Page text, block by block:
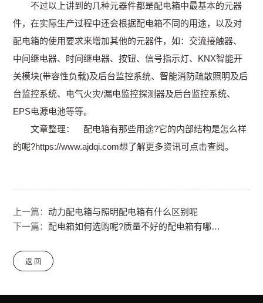
不过以上讲到的几种元器件都是配电箱中最基本的元器
件，在实际生产过程中还会根据配电箱不同的用途，以及对
配电箱的使用要求来增加其他的元器件，如：交流接触器、
中间继电器、时间继电器、按钮、信号指示灯、KNX智能开
关模块(带容性负载)及后台监控系统、智能消防疏散照明及后
台监控系统、电气火灾/漏电监控探测器及后台监控系统、
EPS电源电池等等。
文章整理： 配电箱有那些用途?它的内部结构是怎么样
的呢?https://www.ajdqi.com想了解更多资讯可点击查阅。
上一篇：动力配电箱与照明配电箱有什么区别呢
下一篇：
配电箱如何选购呢?质量不好的配电箱有哪些隐患呢?
返 回